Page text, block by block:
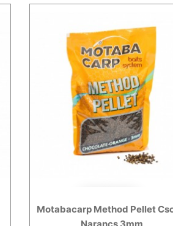
Motabacarp Method Pellet